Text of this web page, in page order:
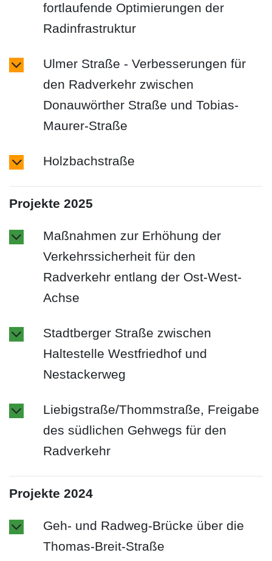
fortlaufende Optimierungen der
Radinfrastruktur
Ulmer Straße - Verbesserungen für
den Radverkehr zwischen
Donauwörther Straße und Tobias-
Maurer-Straße
Holzbachstraße
Projekte 2025
Maßnahmen zur Erhöhung der
Verkehrssicherheit für den
Radverkehr entlang der Ost-West-
Achse
Stadtberger Straße zwischen
Haltestelle Westfriedhof und
Nestackerweg
Liebigstraße/Thommstraße, Freigabe
des südlichen Gehwegs für den
Radverkehr
Projekte 2024
Geh- und Radweg-Brücke über die
Thomas-Breit-Straße